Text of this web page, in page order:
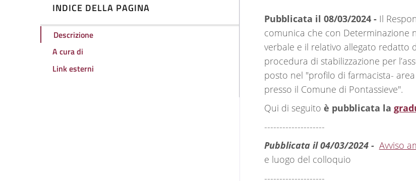
INDICE DELLA PAGINA
Descrizione
A cura di
Link esterni
Descrizione
Pubblicata il 08/03/2024 - Il
comunica che con Determinazione
verbale e il relativo allegato redatto
procedura di stabilizzazione per
posto nel "profilo di farmacista-
presso il Comune di Pontassieve".
Qui di seguito è pubblicata la
--------------------
Pubblicata il 04/03/2024 - Avviso
e luogo del colloquio
--------------------